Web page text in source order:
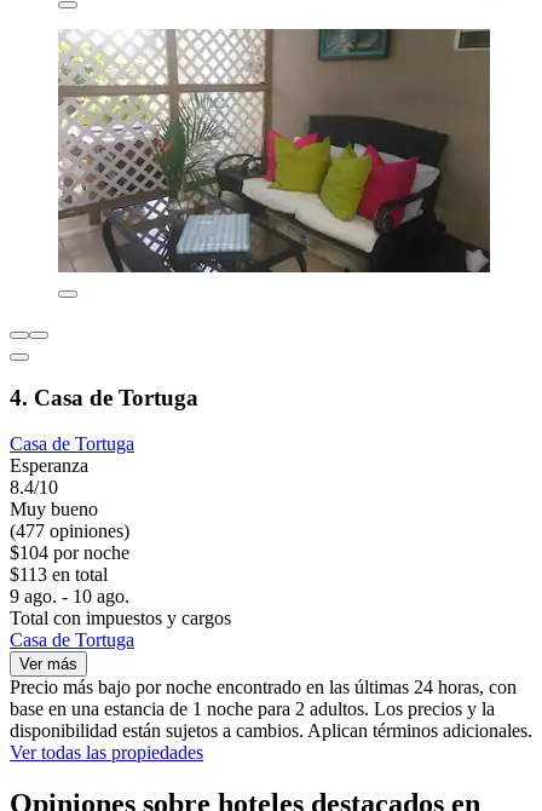
4. Casa de Tortuga
Casa de Tortuga
Esperanza
8.4/10
Muy bueno
(477 opiniones)
$104 por noche
$113 en total
9 ago. - 10 ago.
Total con impuestos y cargos
Casa de Tortuga
Ver más
Precio más bajo por noche encontrado en las últimas 24 horas, con
base en una estancia de 1 noche para 2 adultos. Los precios y la
disponibilidad están sujetos a cambios. Aplican términos adicionales.
Ver todas las propiedades
Opiniones sobre hoteles destacados en